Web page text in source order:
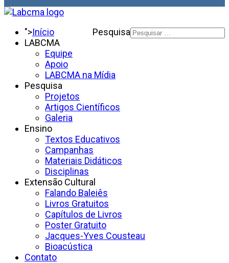
Pesquisa
">Início
LABCMA
Equipe
Apoio
LABCMA na Mídia
Pesquisa
Projetos
Artigos Científicos
Galeria
Ensino
Textos Educativos
Campanhas
Materiais Didáticos
Disciplinas
Extensão Cultural
Falando Baleiês
Livros Gratuitos
Capítulos de Livros
Poster Gratuito
Jacques-Yves Cousteau
Bioacústica
Contato